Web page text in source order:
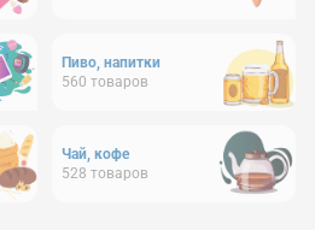
Пиво, напитки
560 товаров
Чай, кофе
528 товаров